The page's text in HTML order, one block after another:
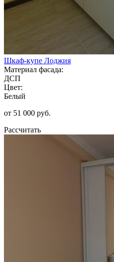
Шкаф-купе Лоджия
Материал фасада:
ДСП
Цвет:
Белый
от 51 000 руб.
Рассчитать